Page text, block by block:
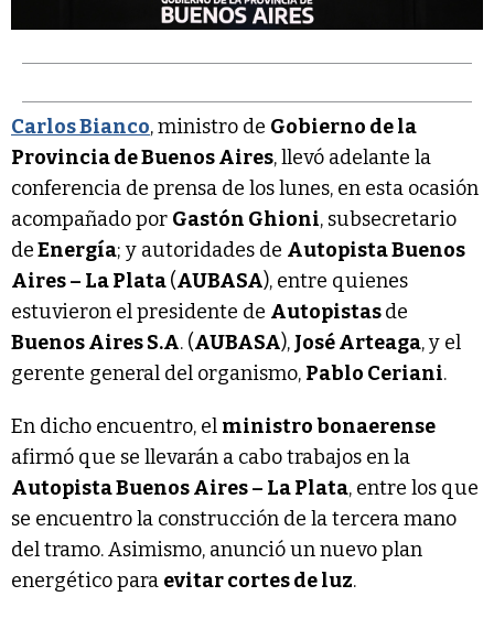
Carlos Bianco, ministro de Gobierno de la
Provincia de Buenos Aires, llevó adelante la
conferencia de prensa de los lunes, en esta ocasión
acompañado por Gastón Ghioni, subsecretario
deEnergía; y autoridades de Autopista Buenos
Aires – La Plata(AUBASA), entre quienes
estuvieron el presidente de Autopistasde
Buenos Aires S.A. (AUBASA), José Arteaga, y el
gerente general del organismo, Pablo Ceriani.
En dicho encuentro, el ministro bonaerense
afirmó que se llevarán a cabo trabajos en la
Autopista Buenos Aires – La Plata, entre los que
se encuentro la construcción de la tercera mano
del tramo. Asimismo, anunció un nuevo plan
energético para evitar cortes de luz.